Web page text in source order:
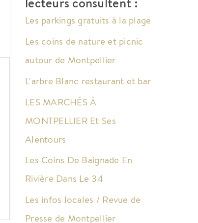
Les parkings gratuits à la plage
Les coins de nature et picnic
autour de Montpellier
L'arbre Blanc restaurant et bar
LES MARCHÉS À
MONTPELLIER Et Ses
Alentours
Les Coins De Baignade En
Rivière Dans Le 34
Les infos locales / Revue de
Presse de Montpellier